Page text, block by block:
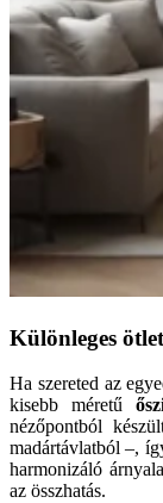
Különleges
Ha szereted az
kisebb méretű
nézőpontból
madártávlatból –,
harmonizáló
az összhatás.